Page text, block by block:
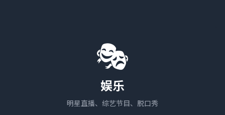
🎭
娱乐
明星直播、综艺节目、脱口秀